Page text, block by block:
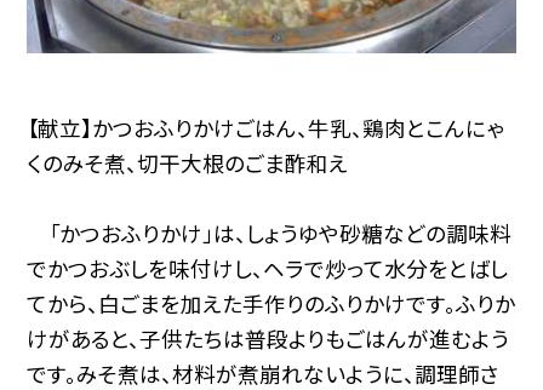
【献立】かつおふりかけごはん、牛乳、鶏肉とこんにゃ
くのみそ煮、切干大根のごま酢和え
「かつおふりかけ」は、しょうゆや砂糖などの調味料
でかつおぶしを味付けし、ヘラで炒って水分をとばし
てから、白ごまを加えた手作りのふりかけです。ふりか
けがあると、子供たちは普段よりもごはんが進むよう
です。みそ煮は、材料が煮崩れないように、調理師さ